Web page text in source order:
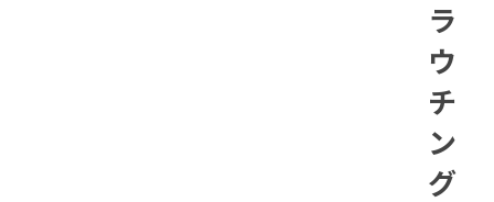
ラ
ウ
チ
ン
グ